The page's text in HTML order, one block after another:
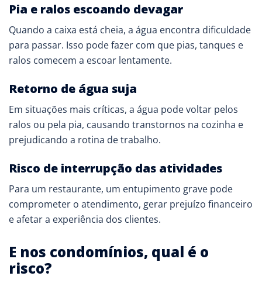
Pia e ralos escoando devagar
Quando a caixa está cheia, a água encontra dificuldade
para passar. Isso pode fazer com que pias, tanques e
ralos comecem a escoar lentamente.
Retorno de água suja
Em situações mais críticas, a água pode voltar pelos
ralos ou pela pia, causando transtornos na cozinha e
prejudicando a rotina de trabalho.
Risco de interrupção das atividades
Para um restaurante, um entupimento grave pode
comprometer o atendimento, gerar prejuízo financeiro
e afetar a experiência dos clientes.
E nos condomínios, qual é o
risco?